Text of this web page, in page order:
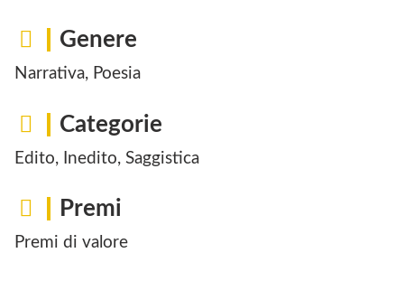
Genere
Narrativa, Poesia
Categorie
Edito, Inedito, Saggistica
Premi
Premi di valore